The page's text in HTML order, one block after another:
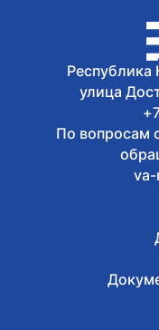
Республика
улица
По вопросам
va-